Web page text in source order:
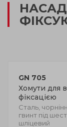
GN 705
Хомути для
фіксацією
Сталь,
гвинт під
шліцевий